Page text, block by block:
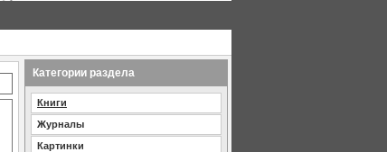
Категории раздела
Книги
Журналы
Картинки